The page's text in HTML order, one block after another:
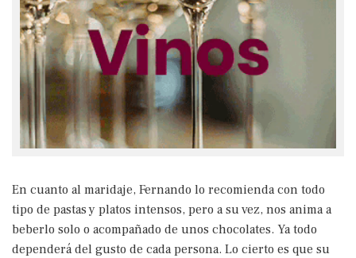
En cuanto al maridaje, Fernando lo recomienda con todo
tipo de pastas y platos intensos, pero a su vez, nos anima a
beberlo solo o acompañado de unos chocolates. Ya todo
dependerá del gusto de cada persona. Lo cierto es que su